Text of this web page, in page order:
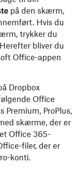
på den skærm,
Hvis du
trykker du
bliver du
Office-appen
Dropbox
Office
Premium, ProPlus,
skærme, der er
Office 365-
filer, der er
konti.